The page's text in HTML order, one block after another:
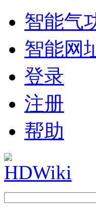
智能气
智能网
登录
注册
帮助